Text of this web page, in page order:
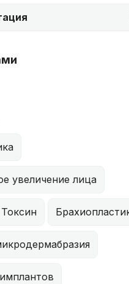
увеличение лица